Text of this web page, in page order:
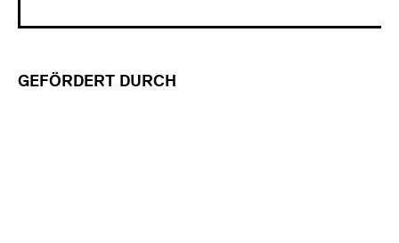
GEFÖRDERT DURCH